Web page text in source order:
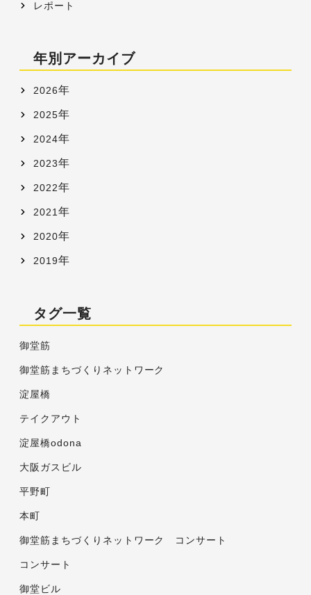
レポート
年別アーカイブ
2026年
2025年
2024年
2023年
2022年
2021 年
2020年
2019年
タグ一覧
御堂筋
御堂筋まちづくりネットワーク
淀屋橋
テイクアウト
淀屋橋odona
大阪ガスビル
平野町
本町
御堂筋まちづくりネットワーク コンサート
コンサート
御堂ビル